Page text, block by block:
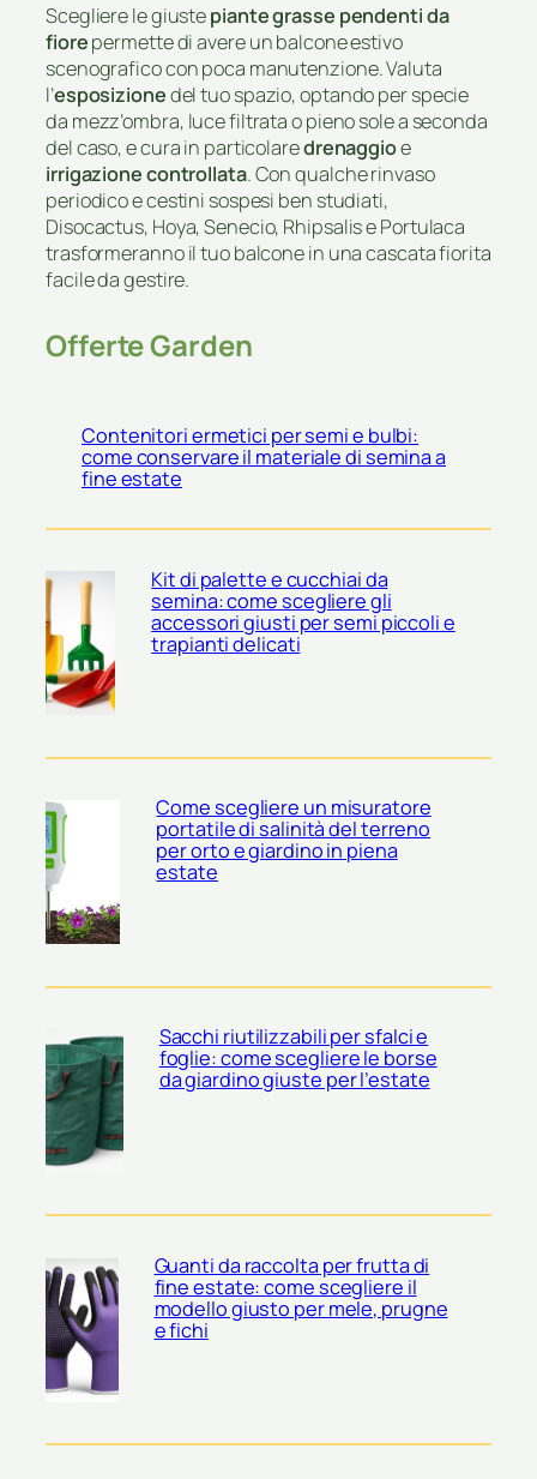
Scegliere le giustepiante grasse pendenti da
fiorepermette di avere un balcone estivo
scenografico con poca manutenzione. Valuta
l’esposizionedel tuo spazio, optando per specie
da mezz’ombra, luce filtrata o pieno sole a seconda
del caso, e cura in particolaredrenaggioe
irrigazione controllata. Con qualche rinvaso
periodico e cestini sospesi ben studiati,
Disocactus, Hoya, Senecio, Rhipsalis e Portulaca
trasformeranno il tuo balcone in una cascata fiorita
facile da gestire.
Offerte Garden
Contenitori ermetici per semi e bulbi:
come conservare il materiale di semina a
fine estate
Kit di palette e cucchiai da
semina: come scegliere gli
accessori giusti per semi piccoli e
trapianti delicati
Come scegliere un misuratore
portatile di salinità del terreno
per orto e giardino in piena
estate
Sacchi riutilizzabili per sfalci e
foglie: come scegliere le borse
da giardino giuste per l’estate
Guanti da raccolta per frutta di
fine estate: come scegliere il
modello giusto per mele, prugne
e fichi